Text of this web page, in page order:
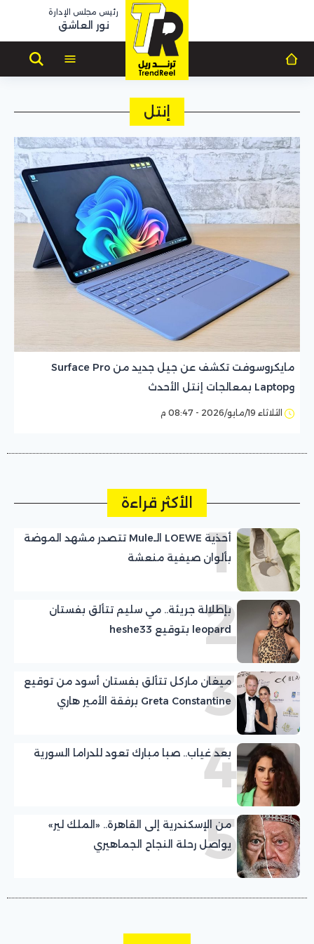
رئيس مجلس الإدارة
نور العاشق
إنتل
مايكروسوفت تكشف عن جيل جديد من Surface Pro
وLaptop بمعالجات إنتل الأحدث
الثلاثاء 19/مايو/2026 - 08:47 م
الأكثر قراءة
1
أحذية LOEWE الـMule تتصدر مشهد الموضة
بألوان صيفية منعشة
2
بإطلالة جريئة.. مي سليم تتألق بفستان
leopard بتوقيع heshe33
3
ميغان ماركل تتألق بفستان أسود من توقيع
Greta Constantine برفقة الأمير هاري
4
بعد غياب.. صبا مبارك تعود للدراما السورية
5
من الإسكندرية إلى القاهرة.. «الملك لير»
يواصل رحلة النجاح الجماهيري